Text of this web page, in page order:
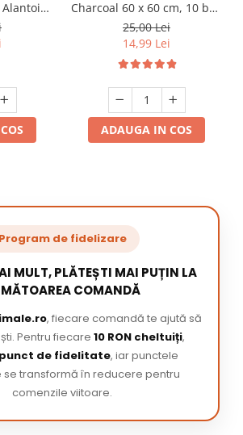
Charcoal 60 x 60 cm, 10 buc
/ pachet
25,00 Lei
14,99 Lei
ADAUGA IN COS
Program de fidelizare
MULT, PLĂTEȘTI MAI PUȚIN LA
COMANDĂ
, fiecare comandă te ajută să
Pentru fiecare 10 RON cheltuiți,
punct de fidelitate, iar punctele
transformă în reducere pentru
comenzile viitoare.